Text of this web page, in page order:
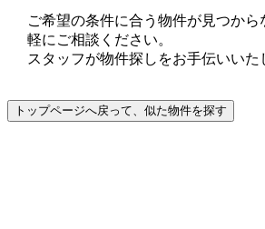
ご希望の条件に合う物件が見つから
軽にご相談ください。
スタッフが物件探しをお手伝いいた